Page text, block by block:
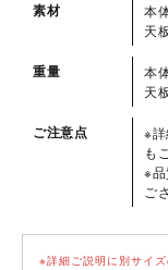
素材
本
天
重量
本
天
ご注意点
※
も
※
ご
※詳細ご説明に別サイ